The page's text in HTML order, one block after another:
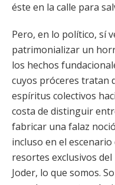
éste en la calle para
Pero, en lo político, sí
patrimonializar un
los hechos
cuyos próceres tratan
espíritus colectivos
costa de distinguir
fabricar una falaz
incluso en el
resortes exclusivos
Joder, lo que somos.